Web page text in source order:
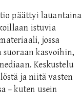
päättyi lauantaina
istuvia
jossa
kasvoihin,
Keskustelu
ja niitä vasten
– kuten usein